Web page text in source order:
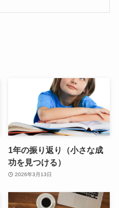
1年の振り返り（小さな成
功を見つける）
2026年3月13日